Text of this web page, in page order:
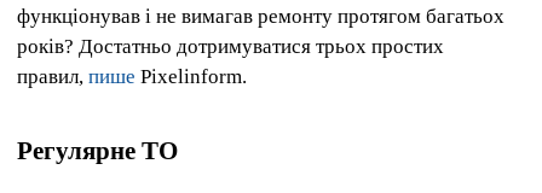
функціонував і не вимагав ремонту протягом багатьох
років? Достатньо дотримуватися трьох простих
правил, пише Pixelinform.
Регулярне ТО